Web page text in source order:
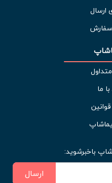
ما
باخبرشوید:
ارسال